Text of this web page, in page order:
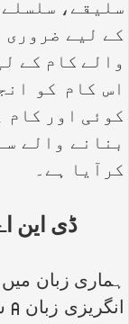
سلیقے،
کے لیے
والے کام کے
اس کام کو
کوئی اور کام
بنانے والے
کرآیا ہے۔
ڈی این
ہماری زبان
انگریزی زبان A